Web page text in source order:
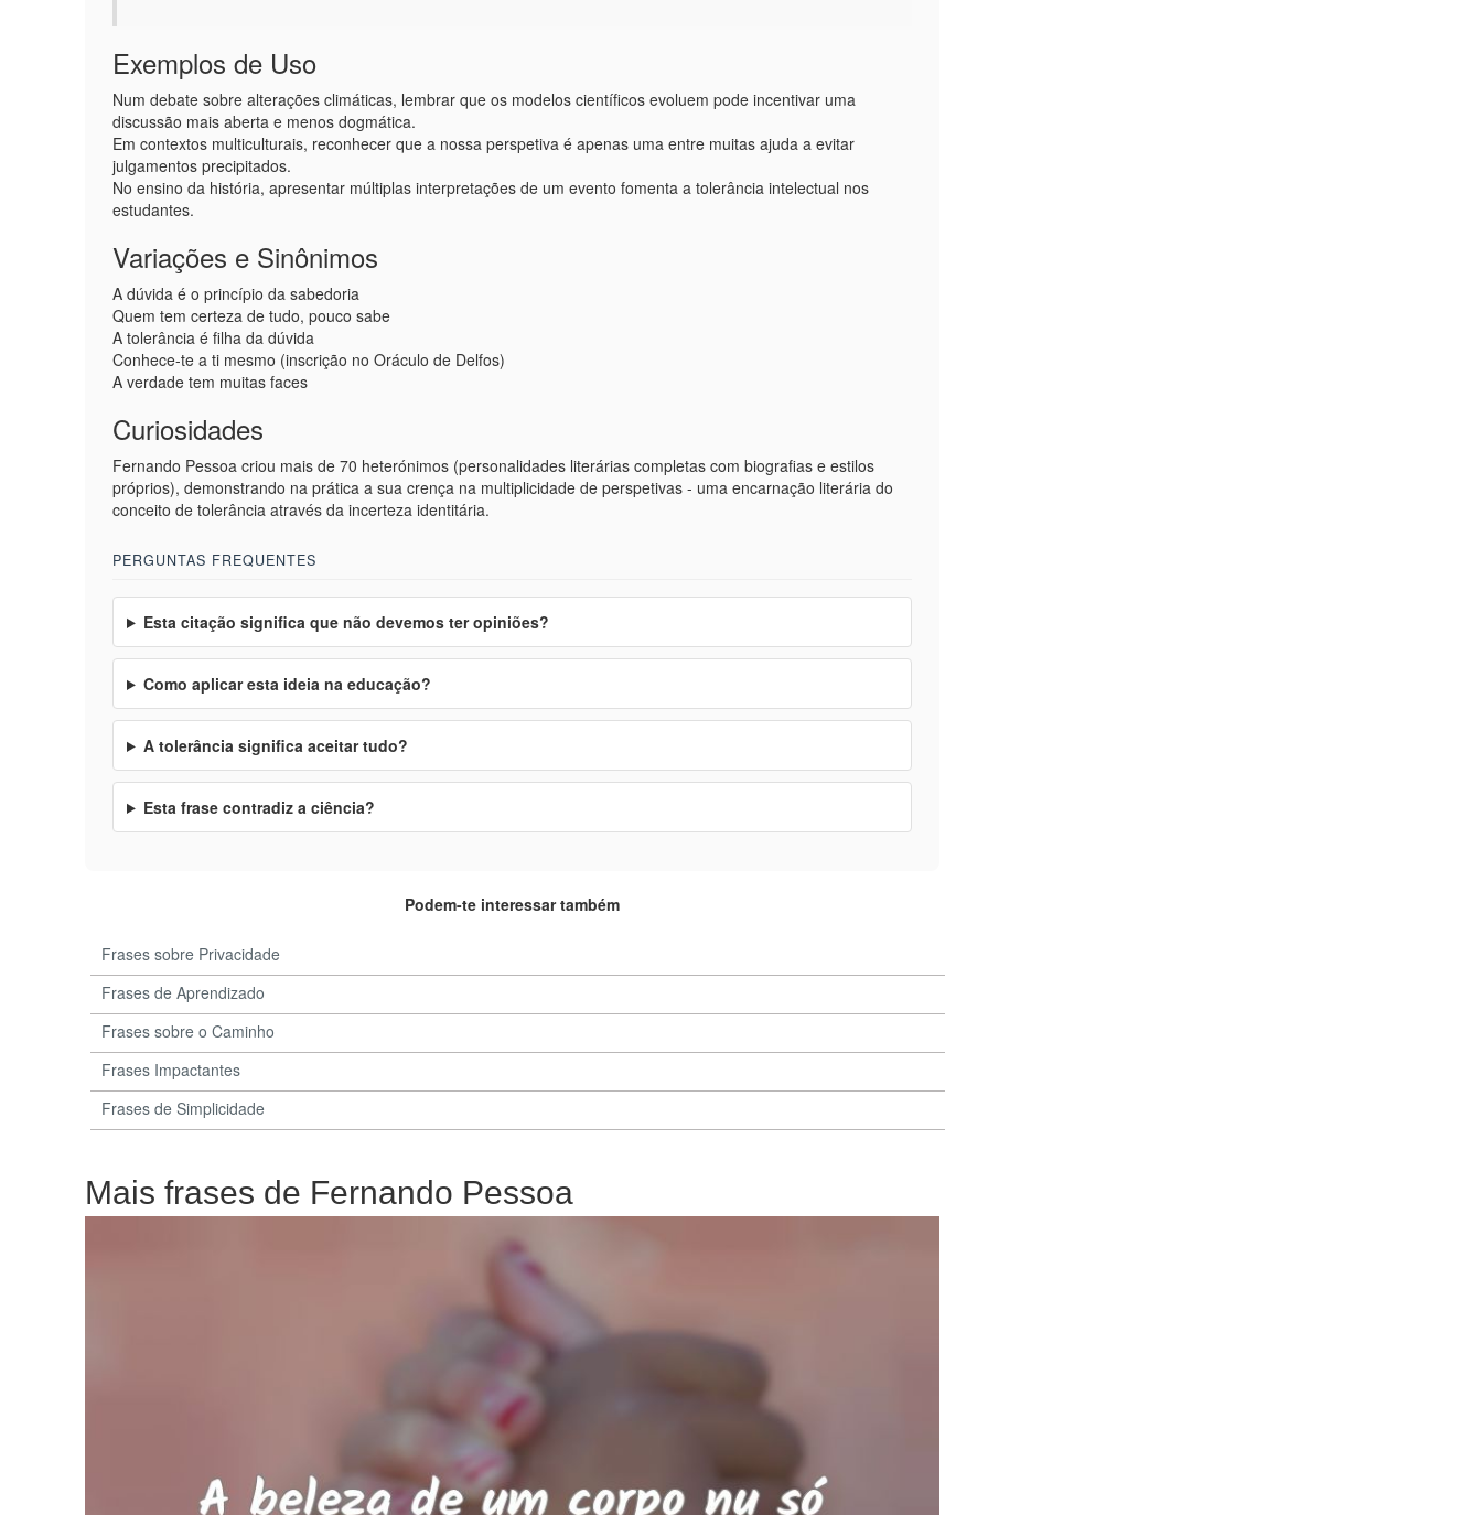
Exemplos de Uso
Num debate sobre alterações climáticas, lembrar que os modelos científicos evoluem pode incentivar uma
discussão mais aberta e menos dogmática.
Em contextos multiculturais, reconhecer que a nossa perspetiva é apenas uma entre muitas ajuda a evitar
julgamentos precipitados.
No ensino da história, apresentar múltiplas interpretações de um evento fomenta a tolerância intelectual nos
estudantes.
Variações e Sinônimos
A dúvida é o princípio da sabedoria
Quem tem certeza de tudo, pouco sabe
A tolerância é filha da dúvida
Conhece-te a ti mesmo (inscrição no Oráculo de Delfos)
A verdade tem muitas faces
Curiosidades
Fernando Pessoa criou mais de 70 heterónimos (personalidades literárias completas com biografias e estilos
próprios), demonstrando na prática a sua crença na multiplicidade de perspetivas - uma encarnação literária do
conceito de tolerância através da incerteza identitária.
PERGUNTAS FREQUENTES
Esta citação significa que não devemos ter opiniões?
Como aplicar esta ideia na educação?
A tolerância significa aceitar tudo?
Esta frase contradiz a ciência?
Podem-te interessar também
Frases sobre Privacidade
Frases de Aprendizado
Frases sobre o Caminho
Frases Impactantes
Frases de Simplicidade
Mais frases de Fernando Pessoa